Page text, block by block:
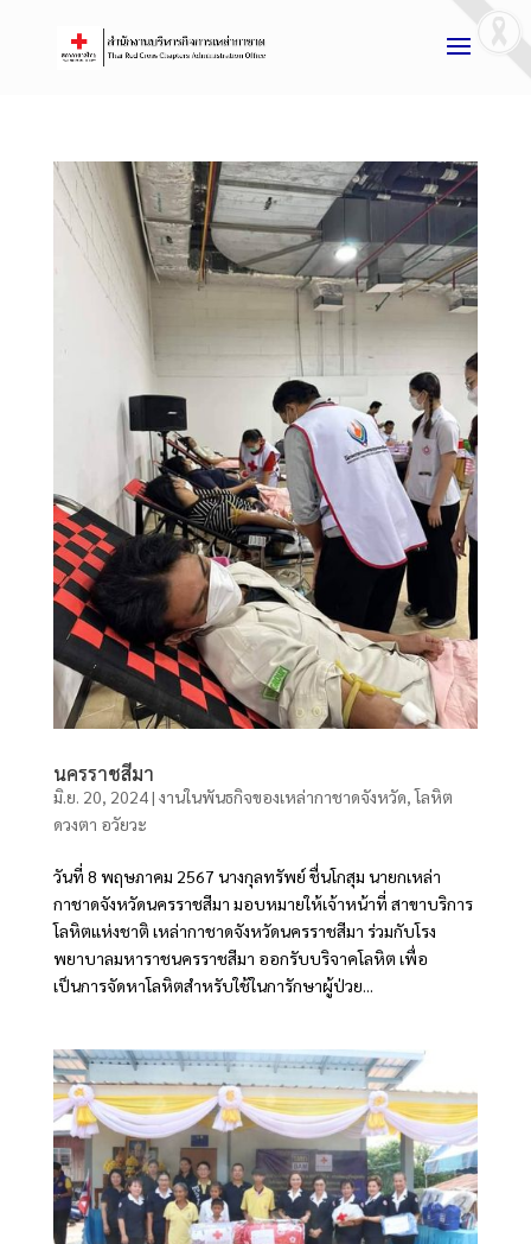
นครราชสีมา
มิ.ย. 20, 2024| งานในพันธกิจของเหล่ากาชาดจังหวัด,โลหิต
ดวงตา อวัยวะ
วันที่ 8 พฤษภาคม 2567 นางกุลทรัพย์ ชื่นโกสุม นายกเหล่า
กาชาดจังหวัดนครราชสีมา มอบหมายให้เจ้าหน้าที่ สาขาบริการ
โลหิตแห่งชาติ เหล่ากาชาดจังหวัดนครราชสีมา ร่วมกับโรง
พยาบาลมหาราชนครราชสีมา ออกรับบริจาคโลหิต เพื่อ
เป็นการจัดหาโลหิตสำหรับใช้ในการักษาผู้ป่วย...